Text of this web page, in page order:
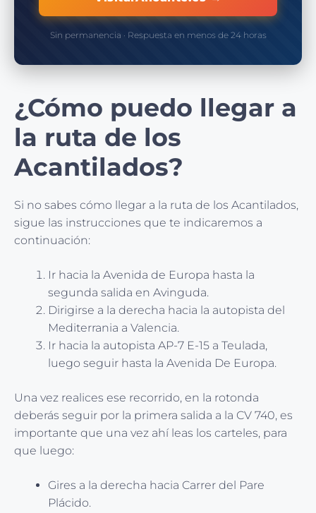
Sin permanencia · Respuesta en menos de 24 horas
¿Cómo puedo llegar a
la ruta de los
Acantilados?
Si no sabes cómo llegar a la ruta de los Acantilados,
sigue las instrucciones que te indicaremos a
continuación:
Ir hacia la Avenida de Europa hasta la
segunda salida en Avinguda.
Dirigirse a la derecha hacia la autopista del
Mediterrania a Valencia.
Ir hacia la autopista AP-7 E-15 a Teulada,
luego seguir hasta la Avenida De Europa.
Una vez realices ese recorrido, en la rotonda
deberás seguir por la primera salida a la CV 740, es
importante que una vez ahí leas los carteles, para
que luego:
Gires a la derecha hacia Carrer del Pare
Plácido.